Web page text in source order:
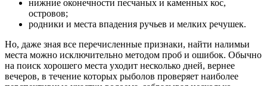
нижние оконечности песчаных и каменных кос,
островов;
родники и места впадения ручьев и мелких речушек.
Но, даже зная все перечисленные признаки, найти налимьи
места можно исключительно методом проб и ошибок. Обычно
на поиск хорошего места уходит несколько дней, вернее
вечеров, в течение которых рыболов проверяет наиболее